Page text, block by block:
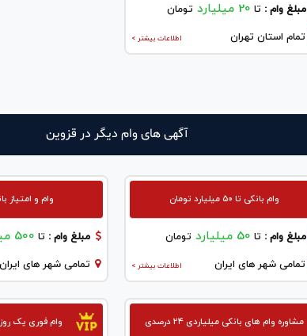
مبلغ وام :تا 20 میلیارد تومان
اطلاعات بیشتر > تمام استان تهران
آگهی های وام دیگر در قزوين
وام بانکی تا ۵۰ میلیارد تومان
مبلغ وام :تا 50 میلیارد تومان
اطلاعات بیشتر > تمامی شهر های ایران
وام و امتیاز
مبلغ وام : تا 500 میلیون
تمامی شهر های ایران
مشاوره وام های بانکی میلیاردی ۲۴ درصدی
وام فوری یک